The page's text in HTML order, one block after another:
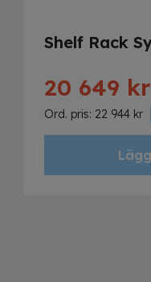
Shelf Rack
20 649 kr
Ord. pris: 22 944 kr